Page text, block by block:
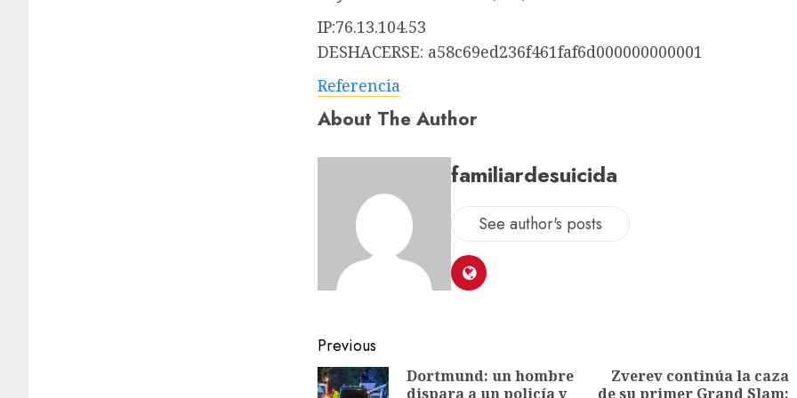
IP:76.13.104.53
DESHACERSE: a58c69ed236f461faf6d000000000001
Referencia
About The Author
familiardesuicida
See author's posts
Previous
Dortmund: un hombre
dispara a un policía y
Zverev continúa la caza
de su primer Grand Slam: